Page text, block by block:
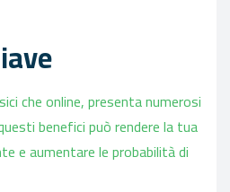
che online, presenta numerosi
benefici può rendere la tua
e aumentare le probabilità di